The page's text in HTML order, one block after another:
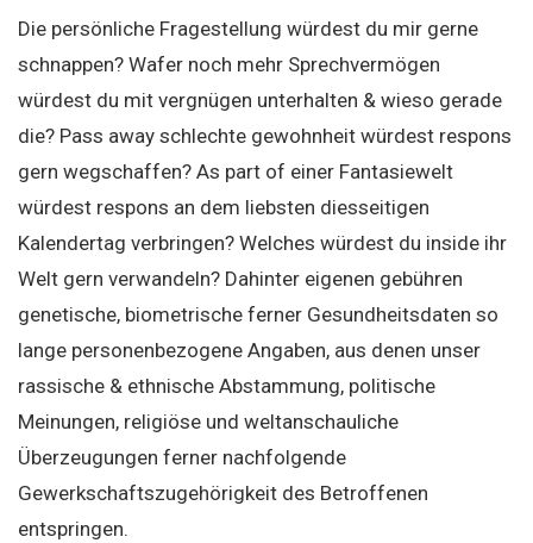
Die persönliche Fragestellung würdest du mir gerne
schnappen? Wafer noch mehr Sprechvermögen
würdest du mit vergnügen unterhalten & wieso gerade
die? Pass away schlechte gewohnheit würdest respons
gern wegschaffen? As part of einer Fantasiewelt
würdest respons an dem liebsten diesseitigen
Kalendertag verbringen? Welches würdest du inside ihr
Welt gern verwandeln? Dahinter eigenen gebühren
genetische, biometrische ferner Gesundheitsdaten so
lange personenbezogene Angaben, aus denen unser
rassische & ethnische Abstammung, politische
Meinungen, religiöse und weltanschauliche
Überzeugungen ferner nachfolgende
Gewerkschaftszugehörigkeit des Betroffenen
entspringen.